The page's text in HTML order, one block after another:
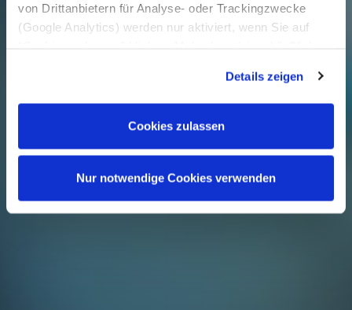
von Drittanbietern für Analyse- oder Trackingzwecke
(Google Analytics) werden nur aktiviert, wenn Sie auf
Datenschutzerklärung—
Impressum.
Details zeigen
Cookies zulassen
Nur notwendige Cookies verwenden